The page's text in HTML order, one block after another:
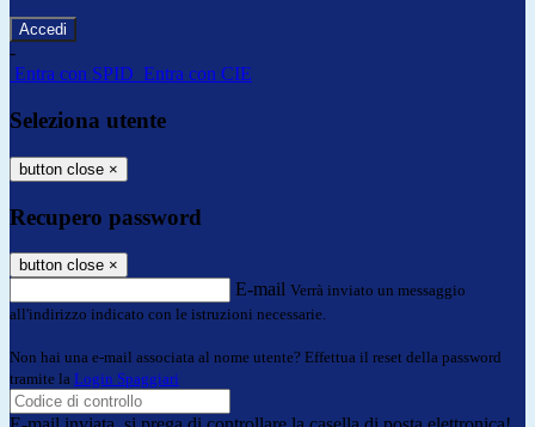
-
Entra con SPID Entra con CIE
Seleziona utente
button close ×
Recupero password
button close ×
E-mail Verrà inviato un messaggio
all'indirizzo indicato con le istruzioni necessarie.
Non hai una e-mail associata al nome utente? Effettua il reset della password
tramite la Login Spaggiari